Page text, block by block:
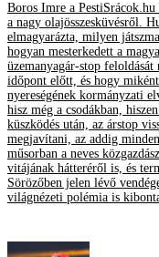
Boros Imre a
a nagy olajösszesküvésről.
elmagyarázta, milyen
hogyan mesterkedett a
üzemanyagár-stop
időpont előtt, és hogy
nyereségének kormányzati
hisz még a csodákban,
küszködés után, az árstop
megjavítani, az addig
műsorban a neves
vitájának hátteréről is, és
Sörözőben jelen lévő
világnézeti polémia is